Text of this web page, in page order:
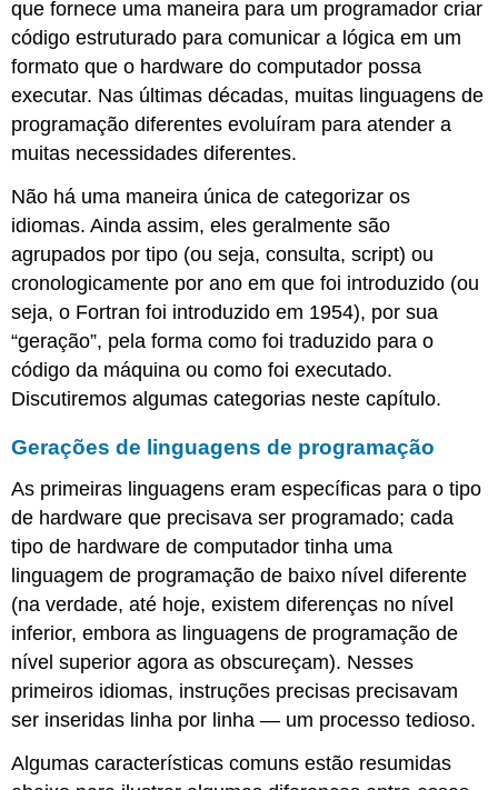
que fornece uma maneira para um programador criar
código estruturado para comunicar a lógica em um
formato que o hardware do computador possa
executar. Nas últimas décadas, muitas linguagens de
programação diferentes evoluíram para atender a
muitas necessidades diferentes.
Não há uma maneira única de categorizar os
idiomas. Ainda assim, eles geralmente são
agrupados por tipo (ou seja, consulta, script) ou
cronologicamente por ano em que foi introduzido (ou
seja, o Fortran foi introduzido em 1954), por sua
“geração”, pela forma como foi traduzido para o
código da máquina ou como foi executado.
Discutiremos algumas categorias neste capítulo.
Gerações de linguagens de programação
As primeiras linguagens eram específicas para o tipo
de hardware que precisava ser programado; cada
tipo de hardware de computador tinha uma
linguagem de programação de baixo nível diferente
(na verdade, até hoje, existem diferenças no nível
inferior, embora as linguagens de programação de
nível superior agora as obscureçam). Nesses
primeiros idiomas, instruções precisas precisavam
ser inseridas linha por linha — um processo tedioso.
Algumas características comuns estão resumidas